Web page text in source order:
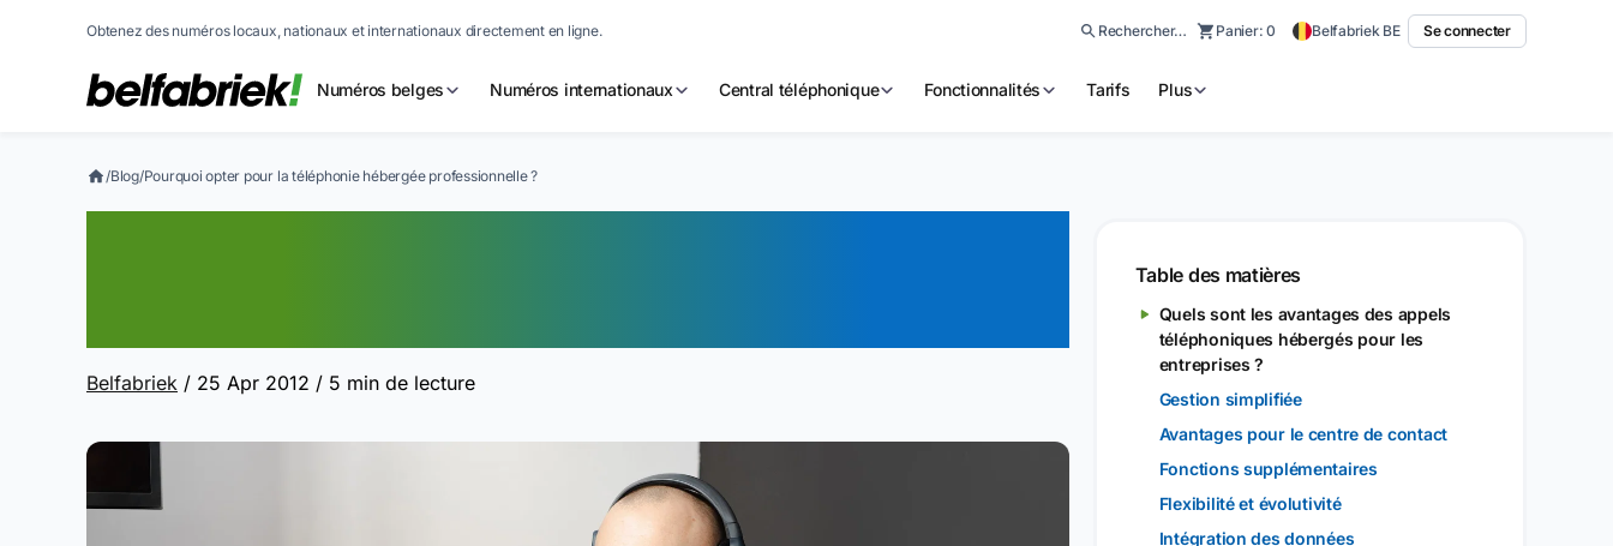
Obtenez des numéros locaux, nationaux et internationaux directement en ligne. Rechercher… Panier:0 Belfabriek BE Se connecter
Numéros belges Numéros internationaux Central téléphonique Fonctionnalités Tarifs Plus
/Blog/Pourquoi opter pour la téléphonie hébergée professionnelle ?
Belfabriek / 25 Apr 2012 / 5 min de lecture
Table des matières
Quels sont les avantages des appels
téléphoniques hébergés pour les
entreprises ?
Gestion simplifiée
Avantages pour le centre de contact
Fonctions supplémentaires
Flexibilité et évolutivité
Intégration des données